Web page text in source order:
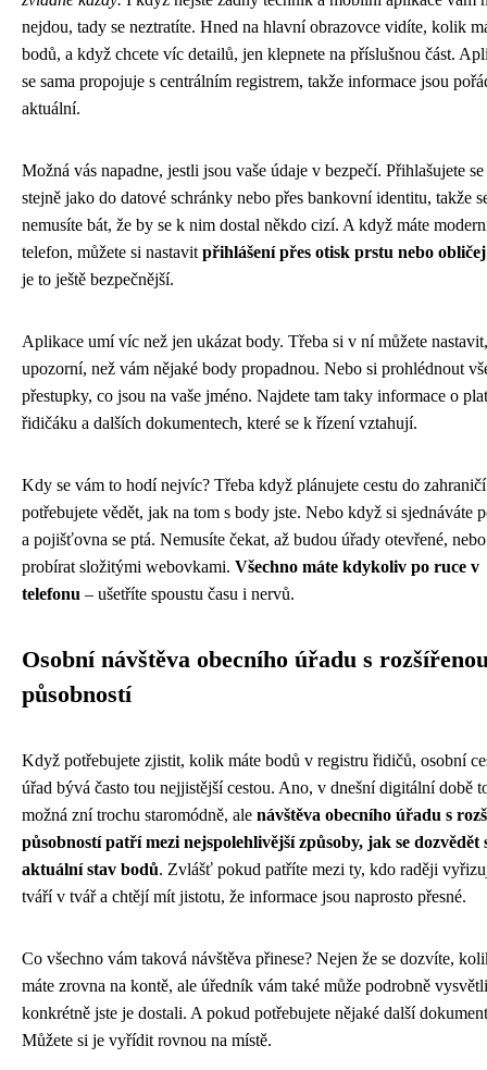
nejdou, tady se neztratíte. Hned na hlavní obrazovce vidíte, kolik
bodů, a když chcete víc detailů, jen klepnete na příslušnou část.
se sama propojuje s centrálním registrem, takže informace jsou
aktuální.
Možná vás napadne, jestli jsou vaše údaje v bezpečí. Přihlašujete se
stejně jako do datové schránky nebo přes bankovní identitu, takže
nemusíte bát, že by se k nim dostal někdo cizí. A když máte
telefon, můžete si nastavit přihlášení přes otisk prstu nebo obličej
je to ještě bezpečnější.
Aplikace umí víc než jen ukázat body. Třeba si v ní můžete
upozorní, než vám nějaké body propadnou. Nebo si prohlédnout
přestupky, co jsou na vaše jméno. Najdete tam taky informace o
řidičáku a dalších dokumentech, které se k řízení vztahují.
Kdy se vám to hodí nejvíc? Třeba když plánujete cestu do
potřebujete vědět, jak na tom s body jste. Nebo když si sjednáváte
a pojišťovna se ptá. Nemusíte čekat, až budou úřady otevřené,
probírat složitými webovkami. Všechno máte kdykoliv po ruce v
telefonu – ušetříte spoustu času i nervů.
Osobní návštěva obecního úřadu s
působností
Když potřebujete zjistit, kolik máte bodů v registru řidičů, osobní
úřad bývá často tou nejjistější cestou. Ano, v dnešní digitální době
možná zní trochu staromódně, ale návštěva obecního úřadu s
působností patří mezi nejspolehlivější způsoby, jak se dozvědět
aktuální stav bodů. Zvlášť pokud patříte mezi ty, kdo raději
tváří v tvář a chtějí mít jistotu, že informace jsou naprosto přesné.
Co všechno vám taková návštěva přinese? Nejen že se dozvíte,
máte zrovna na kontě, ale úředník vám také může podrobně
konkrétně jste je dostali. A pokud potřebujete nějaké další
Můžete si je vyřídit rovnou na místě.